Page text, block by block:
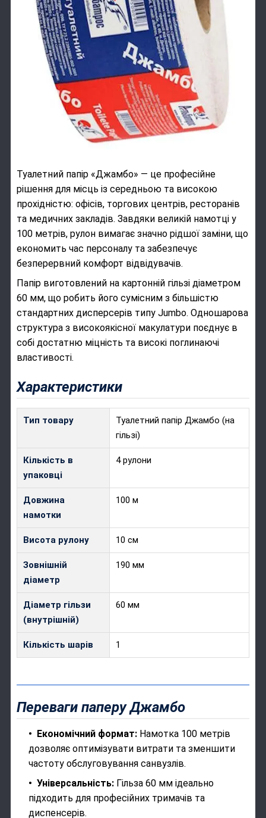
Туалетний папір «Джамбо» — це професійне
рішення для місць із середньою та високою
прохідністю: офісів, торгових центрів, ресторанів
та медичних закладів. Завдяки великій намотці у
100 метрів, рулон вимагає значно рідшої заміни, що
економить час персоналу та забезпечує
безперервний комфорт відвідувачів.
Папір виготовлений на картонній гільзі діаметром
60 мм, що робить його сумісним з більшістю
стандартних дисперсерів типу Jumbo. Одношарова
структура з високоякісної макулатури поєднує в
собі достатню міцність та високі поглинаючі
властивості.
Характеристики
Тип товару
Туалетний папір Джамбо (на
гільзі)
Кількість в
упаковці
4 рулони
Довжина
намотки
100 м
Висота рулону 10 см
Зовнішній
діаметр
190 мм
Діаметр гільзи
(внутрішній)
60 мм
Кількість шарів 1
Переваги паперу Джамбо
Економічний формат: Намотка 100 метрів
дозволяє оптимізувати витрати та зменшити
частоту обслуговування санвузлів.
Універсальність: Гільза 60 мм ідеально
підходить для професійних тримачів та
диспенсерів.